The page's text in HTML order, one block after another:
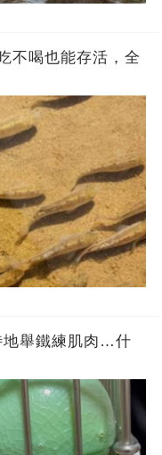
不喝也能存活，全
地舉鐵練肌肉…什